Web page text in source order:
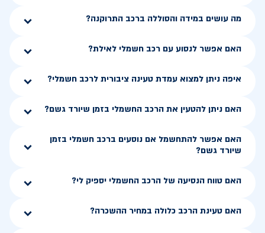
מה עושים במידה והסוללה ברכב התרוקנה?
האם אפשר לנסוע עם רכב חשמלי לאילת?
איפה ניתן למצוא עמדת טעינה ציבורית לרכב חשמלי?
האם ניתן להטעין את הרכב החשמלי בזמן שיורד גשם?
האם אפשר להתחשמל אם נוסעים ברכב חשמלי בזמן
שיורד גשם?
האם טווח הנסיעה של הרכב החשמלי יספיק לי?
האם טעינת הרכב כלולה במחיר ההשכרה?